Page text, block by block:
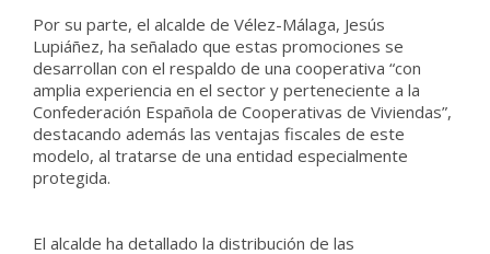
Por su parte, el alcalde de Vélez-Málaga, Jesús
Lupiáñez, ha señalado que estas promociones se
desarrollan con el respaldo de una cooperativa “con
amplia experiencia en el sector y perteneciente a la
Confederación Española de Cooperativas de Viviendas”,
destacando además las ventajas fiscales de este
modelo, al tratarse de una entidad especialmente
protegida.
El alcalde ha detallado la distribución de las